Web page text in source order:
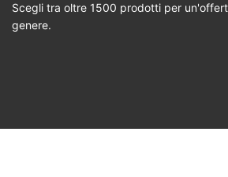
Scegli tra oltre 1500 prodotti per
genere.